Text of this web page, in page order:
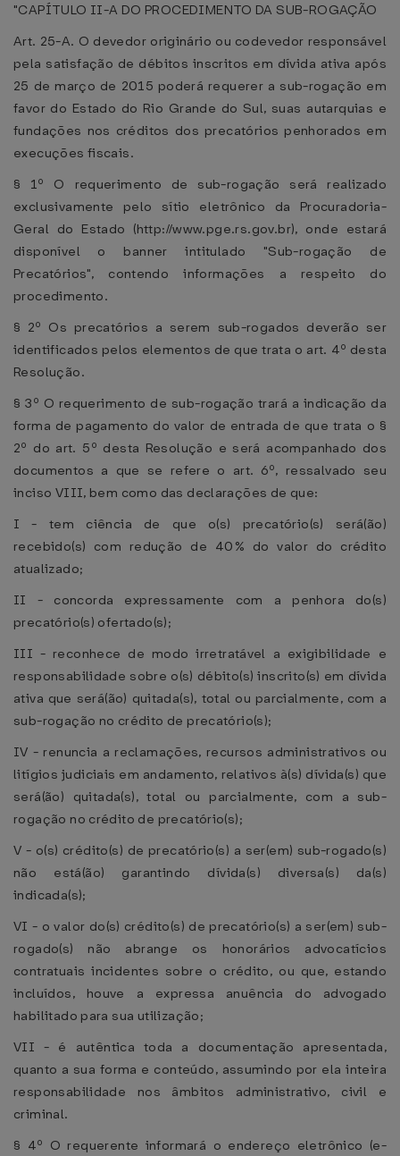
"CAPÍTULO II-A DO PROCEDIMENTO DA SUB-ROGAÇÃO
Art. 25-A. O devedor originário ou codevedor responsável
pela satisfação de débitos inscritos em dívida ativa após
25 de março de 2015 poderá requerer a sub-rogação em
favor do Estado do Rio Grande do Sul, suas autarquias e
fundações nos créditos dos precatórios penhorados em
execuções fiscais.
§ 1º O requerimento de sub-rogação será realizado
exclusivamente pelo sítio eletrônico da Procuradoria-
Geral do Estado (http://www.pge.rs.gov.br), onde estará
disponível o banner intitulado "Sub-rogação de
Precatórios", contendo informações a respeito do
procedimento.
§ 2º Os precatórios a serem sub-rogados deverão ser
identificados pelos elementos de que trata o art. 4º desta
Resolução.
§ 3º O requerimento de sub-rogação trará a indicação da
forma de pagamento do valor de entrada de que trata o §
2º do art. 5º desta Resolução e será acompanhado dos
documentos a que se refere o art. 6º, ressalvado seu
inciso VIII, bem como das declarações de que:
I - tem ciência de que o(s) precatório(s) será(ão)
recebido(s) com redução de 40% do valor do crédito
atualizado;
II - concorda expressamente com a penhora do(s)
precatório(s) ofertado(s);
III - reconhece de modo irretratável a exigibilidade e
responsabilidade sobre o(s) débito(s) inscrito(s) em dívida
ativa que será(ão) quitada(s), total ou parcialmente, com a
sub-rogação no crédito de precatório(s);
IV - renuncia a reclamações, recursos administrativos ou
litígios judiciais em andamento, relativos à(s) dívida(s) que
será(ão) quitada(s), total ou parcialmente, com a sub-
rogação no crédito de precatório(s);
V - o(s) crédito(s) de precatório(s) a ser(em) sub-rogado(s)
não está(ão) garantindo dívida(s) diversa(s) da(s)
indicada(s);
VI - o valor do(s) crédito(s) de precatório(s) a ser(em) sub-
rogado(s) não abrange os honorários advocatícios
contratuais incidentes sobre o crédito, ou que, estando
incluídos, houve a expressa anuência do advogado
habilitado para sua utilização;
VII - é autêntica toda a documentação apresentada,
quanto a sua forma e conteúdo, assumindo por ela inteira
responsabilidade nos âmbitos administrativo, civil e
criminal.
§ 4º O requerente informará o endereço eletrônico (e-